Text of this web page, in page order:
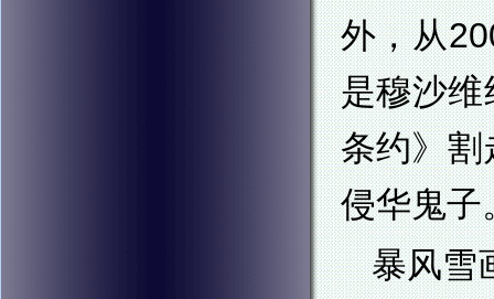
外，从
是穆沙
条约》割
侵华鬼子
暴风雪